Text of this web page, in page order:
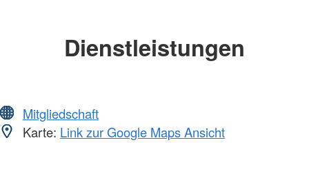
Dienstleistungen
Mitgliedschaft
Karte: Link zur Google Maps Ansicht